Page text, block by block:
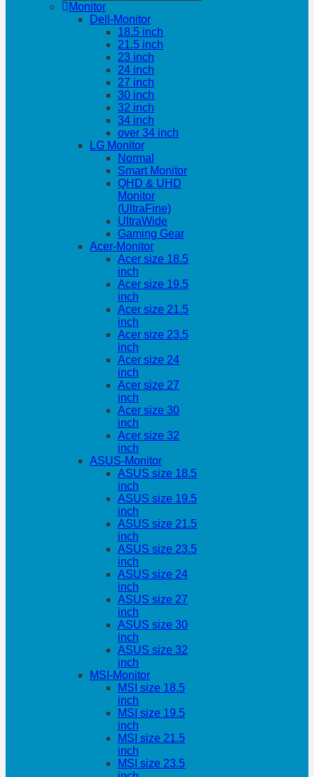
Monitor
Dell-Monitor
18.5 inch
21.5 inch
23 inch
24 inch
27 inch
30 inch
32 inch
34 inch
over 34 inch
LG Monitor
Normal
Smart Monitor
QHD & UHD
Monitor
(UltraFine)
UltraWide
Gaming Gear
Acer-Monitor
Acer size 18.5
inch
Acer size 19.5
inch
Acer size 21.5
inch
Acer size 23.5
inch
Acer size 24
inch
Acer size 27
inch
Acer size 30
inch
Acer size 32
inch
ASUS-Monitor
ASUS size 18.5
inch
ASUS size 19.5
inch
ASUS size 21.5
inch
ASUS size 23.5
inch
ASUS size 24
inch
ASUS size 27
inch
ASUS size 30
inch
ASUS size 32
inch
MSI-Monitor
MSI size 18.5
inch
MSI size 19.5
inch
MSI size 21.5
inch
MSI size 23.5